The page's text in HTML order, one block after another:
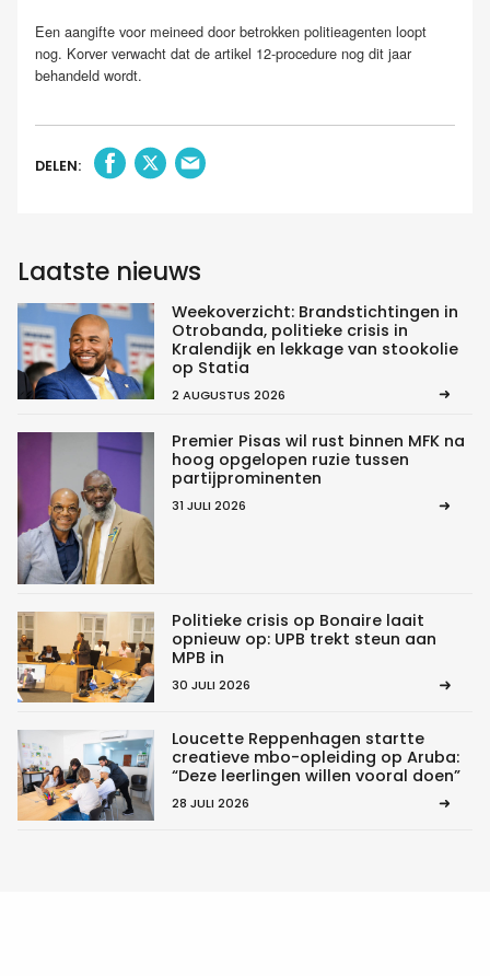
Een aangifte voor meineed door betrokken politieagenten loopt
nog. Korver verwacht dat de artikel 12-procedure nog dit jaar
behandeld wordt.
DELEN:
Laatste nieuws
Weekoverzicht: Brandstichtingen in
Otrobanda, politieke crisis in
Kralendijk en lekkage van stookolie
op Statia
2 AUGUSTUS 2026
Premier Pisas wil rust binnen MFK na
hoog opgelopen ruzie tussen
partijprominenten
31 JULI 2026
Politieke crisis op Bonaire laait
opnieuw op: UPB trekt steun aan
MPB in
30 JULI 2026
Loucette Reppenhagen startte
creatieve mbo-opleiding op Aruba:
“Deze leerlingen willen vooral doen”
28 JULI 2026